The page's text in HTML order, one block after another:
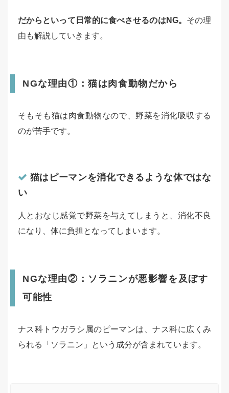
だからといって日常的に食べさせるのはNG。 その理
由も解説していきます。
NGな理由①：猫は肉食動物だから
そもそも猫は肉食動物なので、野菜を消化吸収する
のが苦手です。
猫はピーマンを消化できるような体ではな
い
人とおなじ感覚で野菜を与えてしまうと、消化不良
になり、体に負担となってしまいます。
NGな理由②：ソラニンが悪影響を及ぼす
可能性
ナス科トウガラシ属のピーマンは、ナス科に広くみ
られる「ソラニン」という成分が含まれています。